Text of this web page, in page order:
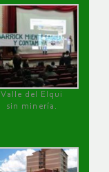
Valle del Elqui
sin minería.